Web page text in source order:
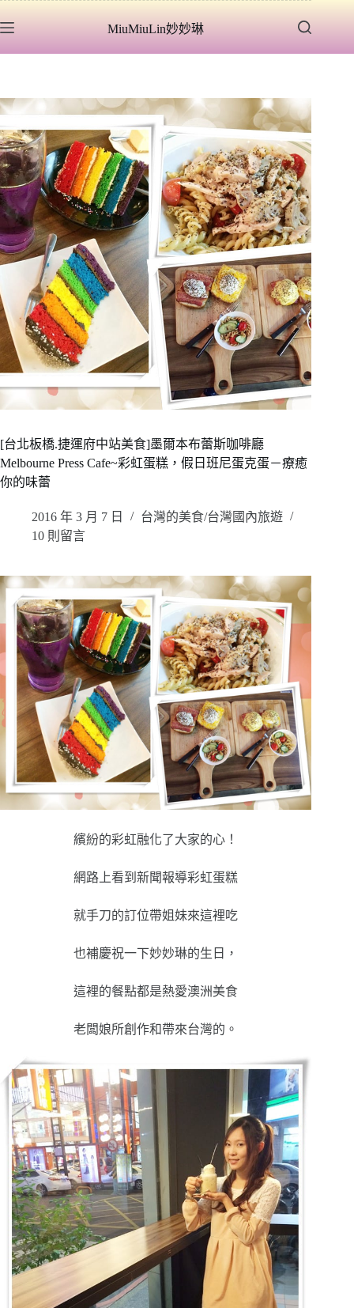
至
容
MiuMiuLin妙妙琳
[台北板橋.捷運府中站美食]墨爾本布蕾斯咖啡廳
Melbourne Press Cafe~彩虹蛋糕，假日班尼蛋克蛋－療癒
你的味蕾
2016 年 3 月 7 日
台灣的美食/台灣國內旅遊
10 則留言
繽紛的彩虹融化了大家的心！
網路上看到新聞報導彩虹蛋糕
就手刀的訂位帶姐妹來這裡吃
也補慶祝一下妙妙琳的生日，
這裡的餐點都是熱愛澳洲美食
老闆娘所創作和帶來台灣的。